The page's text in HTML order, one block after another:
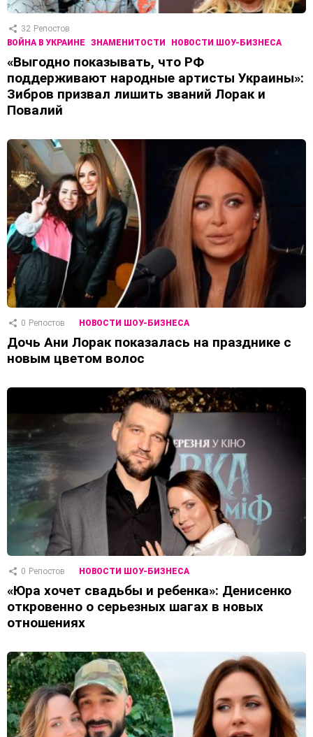
32 Репостов
ВОЙНА В УКРАИНЕ
ЗНАМЕНИТОСТИ НОВОСТИ ШОУ-БИЗНЕСА
«Выгодно показывать, что РФ
поддерживают народные артисты Украины»:
Зибров призвал лишить званий Лорак и
Повалий
0 Репостов НОВОСТИ ШОУ-БИЗНЕСА
Дочь Ани Лорак показалась на празднике с
новым цветом волос
0 Репостов НОВОСТИ ШОУ-БИЗНЕСА
«Юра хочет свадьбы и ребенка»: Денисенко
откровенно о серьезных шагах в новых
отношениях